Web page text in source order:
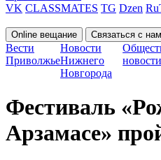
VK CLASSMATES TG Dzen
Online вещание Связаться с
Вести
Приволжье
Новости
Нижнего
Новгорода
новости
Фестиваль
Арзамасе»